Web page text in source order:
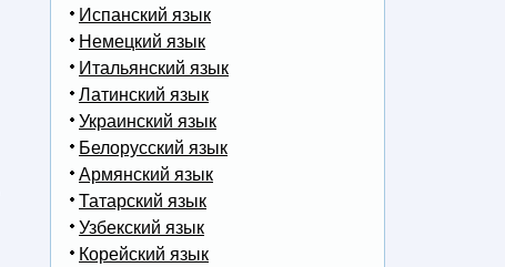
Испанский язык
Немецкий язык
Итальянский язык
Латинский язык
Украинский язык
Белорусский язык
Армянский язык
Татарский язык
Узбекский язык
Корейский язык